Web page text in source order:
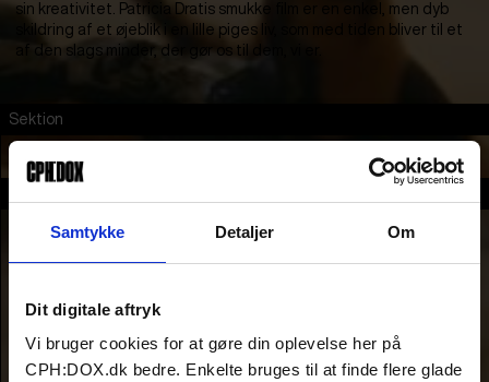
Samtykke Detaljer Om
Dit digitale aftryk
Vi bruger cookies for at gøre din oplevelse her på
CPH:DOX.dk bedre. Enkelte bruges til at finde flere glade
sin kreativitet. Patricia Dratis smukke film er en enkel, men dyb
skildring af et øjeblik i en lille piges liv, som med tiden bliver til et
af den slags minder, der gør os til dem, vi er.
Sektion